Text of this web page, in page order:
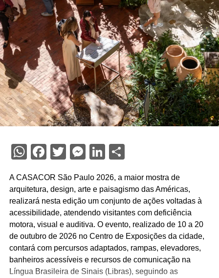
WhatsApp
Facebook
Twitter
Messenger
LinkedIn
Share
A CASACOR São Paulo 2026, a maior mostra de
arquitetura, design, arte e paisagismo das Américas,
realizará nesta edição um conjunto de ações voltadas à
acessibilidade, atendendo visitantes com deficiência
motora, visual e auditiva. O evento, realizado de 10 a 20
de outubro de 2026 no Centro de Exposições da cidade,
contará com percursos adaptados, rampas, elevadores,
banheiros acessíveis e recursos de comunicação na
Língua Brasileira de Sinais (Libras), seguindo as